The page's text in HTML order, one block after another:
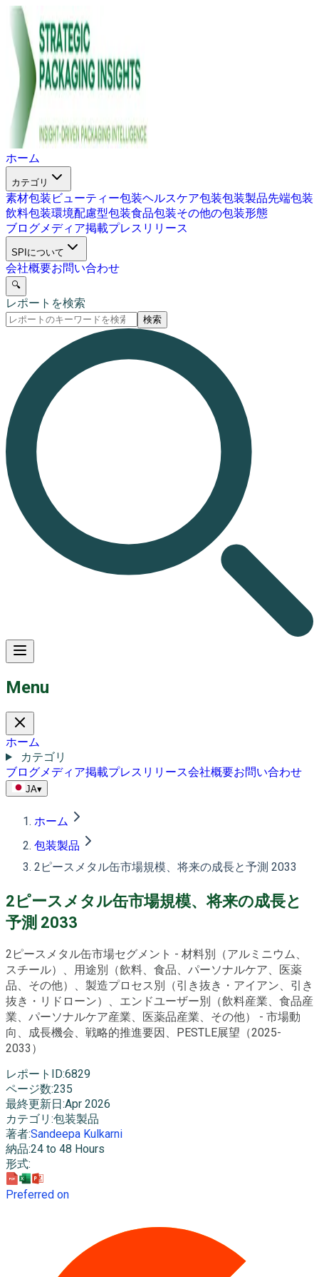
ホーム
カテゴリ
素材包装 ビューティー包装ヘルスケア包装包装製品先端包装
飲料包装環境配慮型包装食品包装その他の包装形態
ブログメディア掲載プレスリリース
SPIについて
会社概要お問い合わせ
🔍
レポートを検索
検索
Menu
ホーム
カテゴリ
ブログメディア掲載プレスリリース会社概要お問い合わせ
JA▾
ホーム
包装製品
2ピースメタル缶市場規模、将来の成長と予測 2033
2ピースメタル缶市場規模、将来の成長と
予測 2033
2ピースメタル缶市場セグメント - 材料別（アルミニウム、
スチール）、用途別（飲料、食品、パーソナルケア、医薬
品、その他）、製造プロセス別（引き抜き・アイアン、引き
抜き・リドローン）、エンドユーザー別（飲料産業、食品産
業、パーソナルケア産業、医薬品産業、その他） - 市場動
向、成長機会、戦略的推進要因、PESTLE展望（2025-
2033）
レポートID:6829
ページ数:235
最終更新日 :Apr 2026
カテゴリ :包装製品
著者:Sandeepa Kulkarni
納品:24 to 48 Hours
形式:
Preferred on